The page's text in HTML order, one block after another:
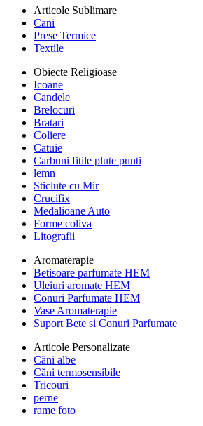
Articole Sublimare
Cani
Prese Termice
Textile
Obiecte Religioase
Icoane
Candele
Brelocuri
Bratari
Coliere
Catuie
Carbuni fitile plute punti
lemn
Sticlute cu Mir
Crucifix
Medalioane Auto
Forme coliva
Litografii
Aromaterapie
Betisoare parfumate HEM
Uleiuri aromate HEM
Conuri Parfumate HEM
Vase Aromaterapie
Suport Bete si Conuri Parfumate
Articole Personalizate
Căni albe
Căni termosensibile
Tricouri
perne
rame foto